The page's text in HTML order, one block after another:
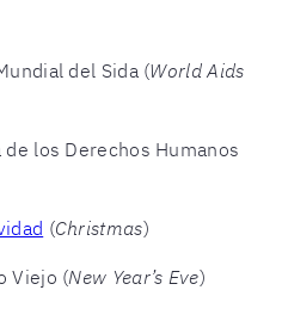
del Sida (World Aids
los Derechos Humanos
(Christmas)
Viejo (New Year’s Eve)